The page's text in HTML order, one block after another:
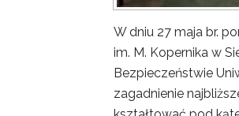
W dniu 27 maja br.
im. M. Kopernika w
Bezpieczeństwie
zagadnienie